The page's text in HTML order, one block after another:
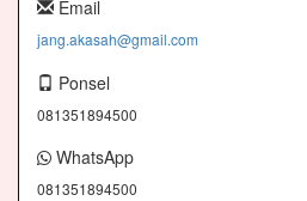
Email
jang.akasah@gmail.com
Ponsel
081351894500
WhatsApp
081351894500